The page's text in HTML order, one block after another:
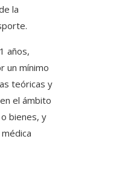
la
años,
un mínimo
teóricas y
el ámbito
bienes, y